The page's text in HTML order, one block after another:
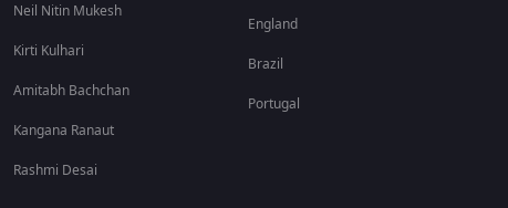
Neil Nitin Mukesh
Kirti Kulhari
Amitabh Bachchan
Kangana Ranaut
Rashmi Desai
England
Brazil
Portugal